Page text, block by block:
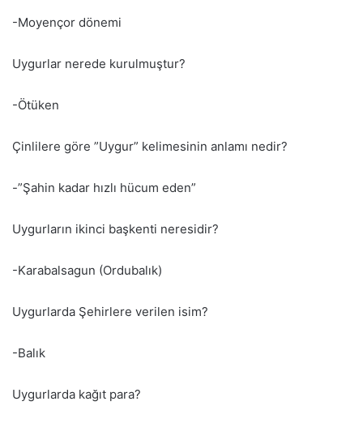
-Moyençor dönemi
Uygurlar nerede kurulmuştur?
-Ötüken
Çinlilere göre ”Uygur” kelimesinin anlamı nedir?
-”Şahin kadar hızlı hücum eden”
Uygurların ikinci başkenti neresidir?
-Karabalsagun (Ordubalık)
Uygurlarda Şehirlere verilen isim?
-Balık
Uygurlarda kağıt para?